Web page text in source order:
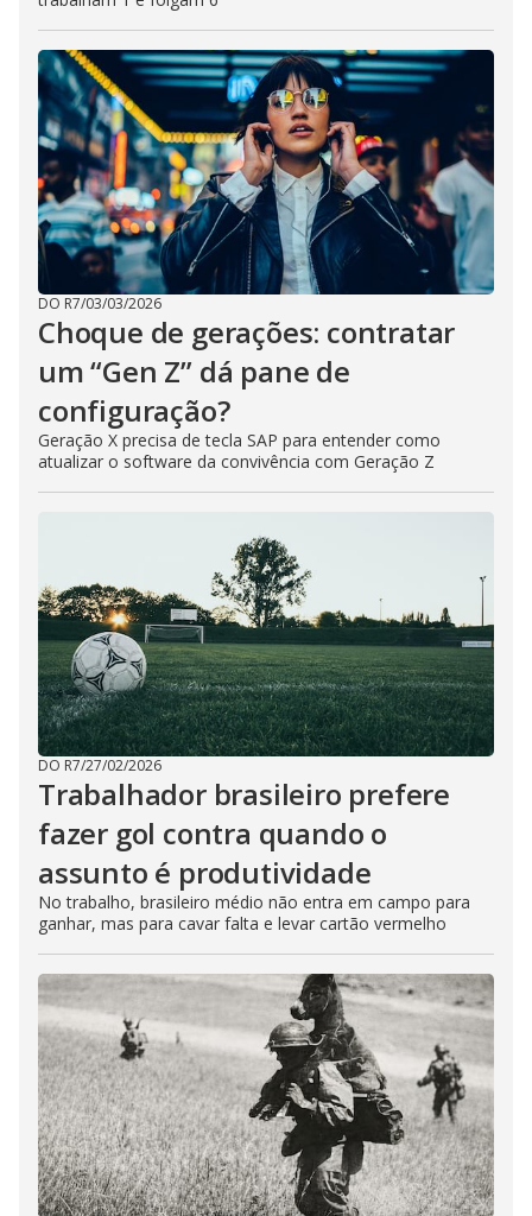
DO R7/03/03/2026
Choque de gerações: contratar
um “Gen Z” dá pane de
configuração?
Geração X precisa de tecla SAP para entender como
atualizar o software da convivência com Geração Z
DO R7/27/02/2026
Trabalhador brasileiro prefere
fazer gol contra quando o
assunto é produtividade
No trabalho, brasileiro médio não entra em campo para
ganhar, mas para cavar falta e levar cartão vermelho